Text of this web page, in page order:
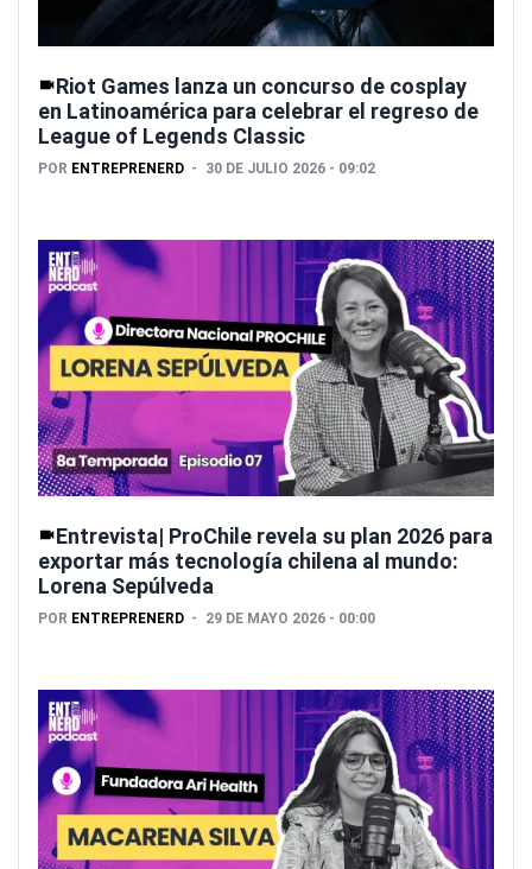
Riot Games lanza un concurso de cosplay
en Latinoamérica para celebrar el regreso de
League of Legends Classic
POR ENTREPRENERD 30 DE JULIO 2026 - 09:02
Entrevista| ProChile revela su plan 2026 para
exportar más tecnología chilena al mundo:
Lorena Sepúlveda
POR ENTREPRENERD 29 DE MAYO 2026 - 00:00